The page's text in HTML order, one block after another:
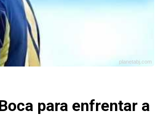
planetabj.com
para enfrentar a